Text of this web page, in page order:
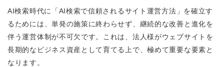
AI検索時代に「AI検索で信頼されるサイト運営方法」を確立す
るためには、単発の施策に終わらせず、継続的な改善と進化を
伴う運営体制が不可欠です。これは、法人様がウェブサイトを
長期的なビジネス資産として育てる上で、極めて重要な要素と
なります。